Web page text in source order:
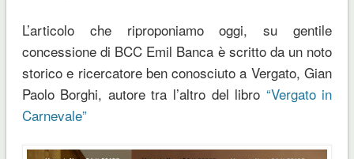
L’articolo che riproponiamo oggi, su gentile
concessione di BCC Emil Banca è scritto da un noto
storico e ricercatore ben conosciuto a Vergato, Gian
Paolo Borghi, autore tra l’altro del libro “Vergato in
Carnevale”